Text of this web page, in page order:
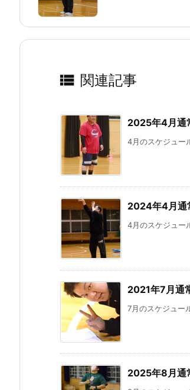
 関連記事
2025年4月通
4月のスケジュー
2024年4月通
4月のスケジュー
2021年7月通
7月のスケジュー
2025年8月通